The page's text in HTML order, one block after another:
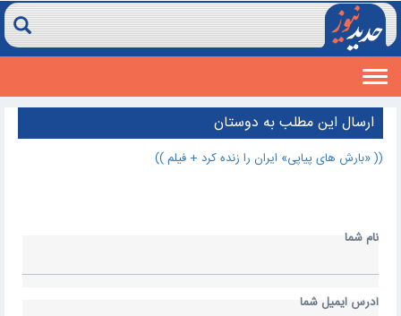
Toggle
navigation
ارسال اين مطلب به دوستان
(( «بارش های پیاپی» ایران را زنده کرد + فیلم ))
نام شما
آدرس ايميل شما